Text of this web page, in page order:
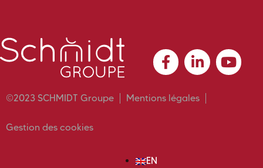
©2023 SCHMIDT Groupe Mentions légales
Gestion des cookies
EN